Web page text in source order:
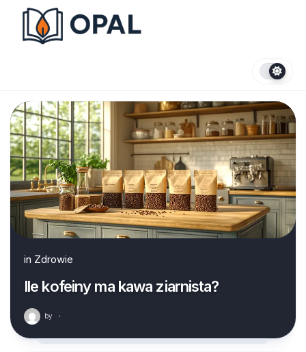
content
in Zdrowie
Ile kofeiny ma kawa ziarnista?
by ·